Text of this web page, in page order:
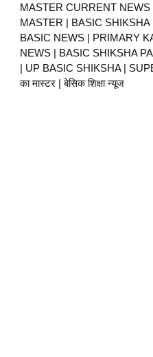
MASTER CURRENT
MASTER | BASIC SHIKSHA
BASIC NEWS | PRIMARY
NEWS | BASIC SHIKSHA
| UP BASIC SHIKSHA |
का मास्टर | बेसिक शिक्षा न्यूज